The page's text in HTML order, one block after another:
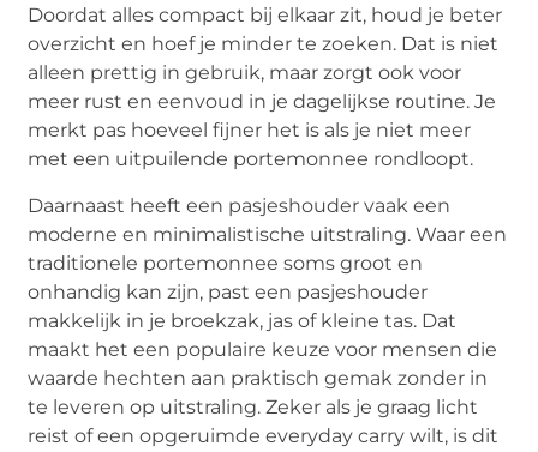
Doordat alles compact bij elkaar zit, houd je beter
overzicht en hoef je minder te zoeken. Dat is niet
alleen prettig in gebruik, maar zorgt ook voor
meer rust en eenvoud in je dagelijkse routine. Je
merkt pas hoeveel fijner het is als je niet meer
met een uitpuilende portemonnee rondloopt.
Daarnaast heeft een pasjeshouder vaak een
moderne en minimalistische uitstraling. Waar een
traditionele portemonnee soms groot en
onhandig kan zijn, past een pasjeshouder
makkelijk in je broekzak, jas of kleine tas. Dat
maakt het een populaire keuze voor mensen die
waarde hechten aan praktisch gemak zonder in
te leveren op uitstraling. Zeker als je graag licht
reist of een opgeruimde everyday carry wilt, is dit